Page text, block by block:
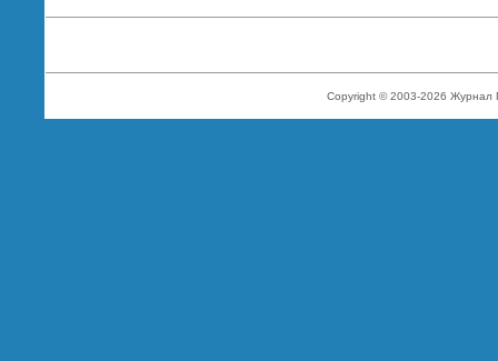
Copyright © 2003-2026 Журнал